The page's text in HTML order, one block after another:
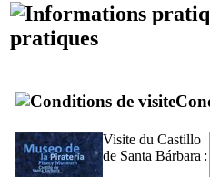
pratiques
Visite du Castillo
de Santa Bárbara :